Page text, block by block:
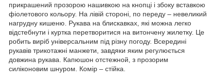
прикрашений прозорою нашивкою на кнопці і збоку вставкою
фіолетового кольору. На лівій стороні, по переду – невеликий
нагрудну кишеню. Рукава на блискавках, які можна легко
відстебнути і куртка перетворитися на витончену жилетку. Це
робить виріб універсальним під різну погоду. Всередині
рукавів трикотажні манжети, завдяки яким регулюється
довжина рукава. Капюшон отстежной, з прозорим
силіконовим шнуром. Комір – стійка.